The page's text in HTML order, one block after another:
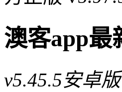
澳客app最
v5.45.5安卓版